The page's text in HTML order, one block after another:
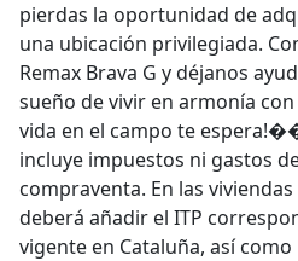
pierdas la oportunidad de
una ubicación privilegiada.
Remax Brava G y déjanos
sueño de vivir en armonía con
vida en el campo te
incluye impuestos ni gastos
compraventa. En las
deberá añadir el ITP
vigente en Cataluña, así